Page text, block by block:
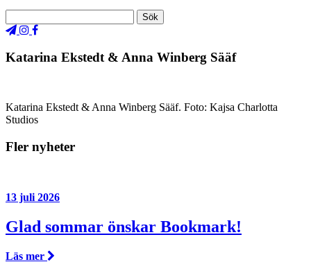
Katarina Ekstedt & Anna Winberg Sääf
Katarina Ekstedt & Anna Winberg Sääf. Foto: Kajsa Charlotta
Studios
Fler nyheter
13 juli 2026
Glad sommar önskar Bookmark!
Läs mer